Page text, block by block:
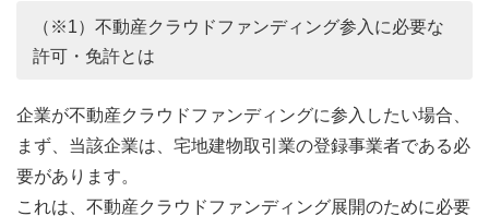
（※1）不動産クラウドファンディング参入に必要な
許可・免許とは
企業が不動産クラウドファンディングに参入したい場合、
まず、当該企業は、宅地建物取引業の登録事業者である必
要があります。
これは、不動産クラウドファンディング展開のために必要